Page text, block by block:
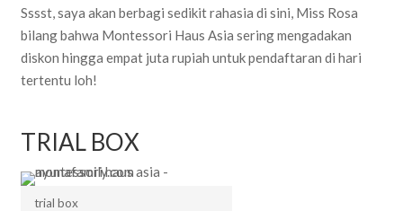
Sssst, saya akan berbagi sedikit rahasia di sini, Miss Rosa
bilang bahwa Montessori Haus Asia sering mengadakan
diskon hingga empat juta rupiah untuk pendaftaran di hari
tertentu loh!
TRIAL BOX
trial box